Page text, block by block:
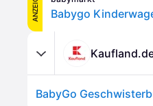
ANZEIGE Babygo
BabyGo